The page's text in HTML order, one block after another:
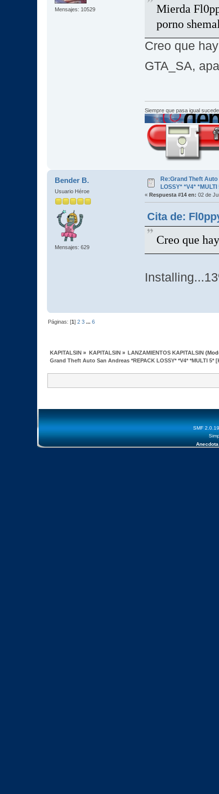
Mensajes: 10529
Mierda
porno
Creo que
GTA_SA,
Siempre que pasa igual
Bender B.
Usuario Héroe
Mensajes: 629
Re:Grand Theft
LOSSY* *V4*
« Respuesta #14 en: 02 de
Cita de:
Creo que
Páginas: [1]2 3 ...6
KAPITALSIN » KAPITALSIN » LANZAMIENTOS KAPITALSIN
Grand Theft Auto San Andreas *REPACK LOSSY* *V4* *MULTI 5*
SMF 2.0.19
Anecdota